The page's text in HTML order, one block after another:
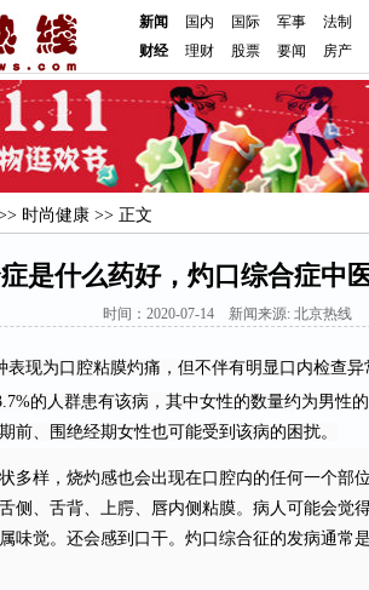
新闻 国内 国际 军事
法制
财经
理财 股票 要闻 房产
时尚健康 >> 正文
是什么药好，灼口综合症中
时间：2020-07-14 新闻来源: 北京热线
现为口腔粘膜灼痛，但不伴有明显口内检查异
的人群患有该病，其中女性的数量约为男性
前、围绝经期女性也可能受到该病的困扰。
样，烧灼感也会出现在口腔禸的任何一个部
侧、舌背、上腭、唇内侧粘膜。病人可能会觉
味觉。还会感到口干。灼口综合征的发病通常